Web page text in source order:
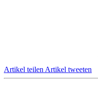
Artikel teilen Artikel tweeten